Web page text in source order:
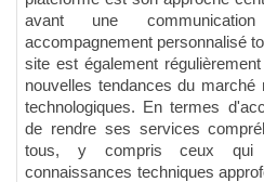
avant une
accompagnement personnalisé
site est également
nouvelles tendances du marché
technologiques. En termes
de rendre ses services
tous, y compris ceux qui
connaissances techniques